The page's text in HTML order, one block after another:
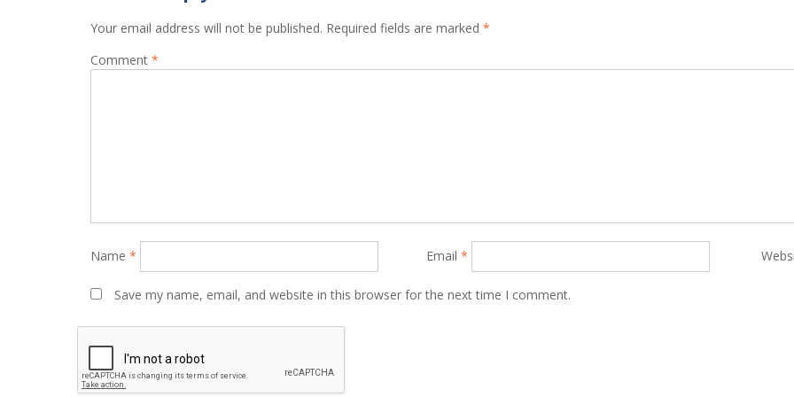
Your email address will not be published. Required fields are marked *
Comment *
Name * Email *
Save my name, email, and website in this browser for the next time I comment.